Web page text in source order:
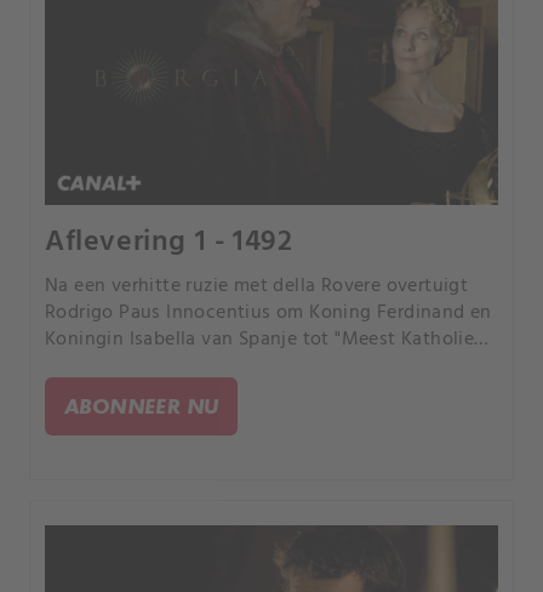
Aflevering 1 - 1492
Na een verhitte ruzie met della Rovere overtuigt
Rodrigo Paus Innocentius om Koning Ferdinand en
Koningin Isabella van Spanje tot "Meest Katholieke
failliete paus Innocentius een lening om de
gokschulden van zijn zoon af te betalen, in ruil
ABONNEER NU